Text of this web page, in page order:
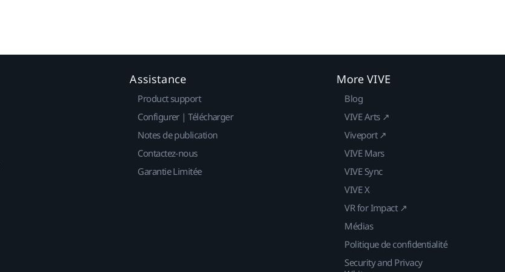
Assistance
Product support
Configurer | Télécharger
Notes de publication
Contactez-nous
Garantie Limitée
More VIVE
Blog
VIVE Arts ↗
Viveport ↗
VIVE Mars
VIVE Sync
VIVE X
VR for Impact ↗
Médias
Politique de confidentialité
Security and Privacy